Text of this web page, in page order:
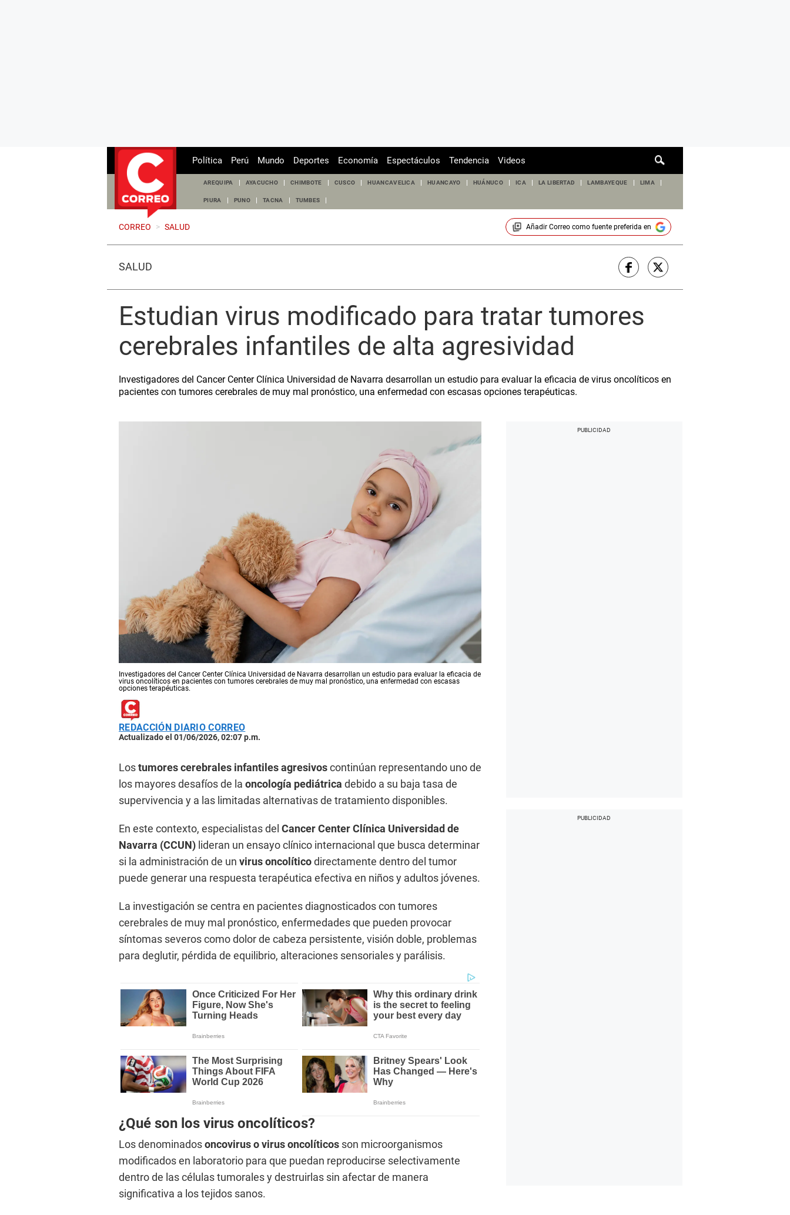
de
Política Perú Mundo Deportes Economía Espectáculos Tendencia Videos
AREQUIPA AYACUCHO CHIMBOTE CUSCO HUANCAVELICA HUANCAYO HUÁNUCO ICA LA LIBERTAD LAMBAYEQUE LIMA
PIURA PUNO TACNA TUMBES
CORREO > SALUD Añadir Correocomo fuente preferida en
SALUD
Estudian virus modificado para tratar tumores
cerebrales infantiles de alta agresividad
Investigadores del Cancer Center Clínica Universidad de Navarra desarrollan un estudio para evaluar la eficacia de virus oncolíticos en
pacientes con tumores cerebrales de muy mal pronóstico, una enfermedad con escasas opciones terapéuticas.
Investigadores del Cancer Center Clínica Universidad de Navarra desarrollan un estudio para evaluar la eficacia de
virus oncolíticos en pacientes con tumores cerebrales de muy mal pronóstico, una enfermedad con escasas
opciones terapéuticas.
REDACCIÓN DIARIO CORREO
Actualizado el 01/06/2026, 02:07 p.m.
Lostumores cerebrales infantiles agresivoscontinúan representando uno de
los mayores desafíos de la oncología pediátrica debido a su baja tasa de
supervivencia y a las limitadas alternativas de tratamiento disponibles.
En este contexto, especialistas del Cancer Center Clínica Universidad de
Navarra (CCUN) lideran un ensayo clínico internacional que busca determinar
si la administración de un virus oncolíticodirectamente dentro del tumor
puede generar una respuesta terapéutica efectiva en niños y adultos jóvenes.
La investigación se centra en pacientes diagnosticados con tumores
cerebrales de muy mal pronóstico, enfermedades que pueden provocar
síntomas severos como dolor de cabeza persistente, visión doble, problemas
para deglutir, pérdida de equilibrio, alteraciones sensoriales y parálisis.
¿Qué son los virus oncolíticos?
Los denominadosoncovirus o virus oncolíticos son microorganismos
modificados en laboratorio para que puedan reproducirse selectivamente
dentro de las células tumorales y destruirlas sin afectar de manera
significativa a los tejidos sanos.